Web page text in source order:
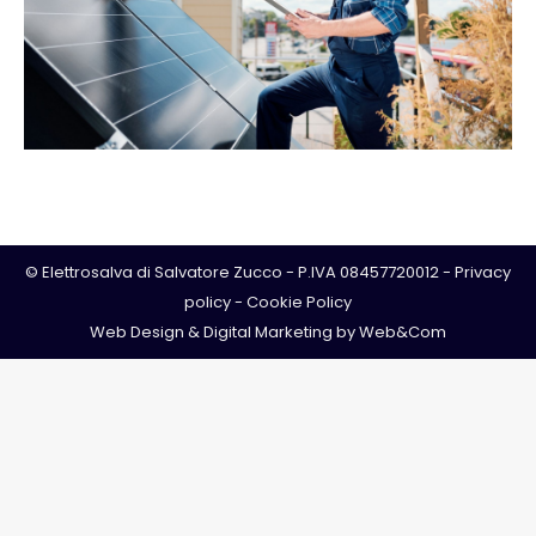
© Elettrosalva di Salvatore Zucco - P.IVA 08457720012 - Privacy
policy- Cookie Policy
Web Design & Digital Marketing byWeb&Com